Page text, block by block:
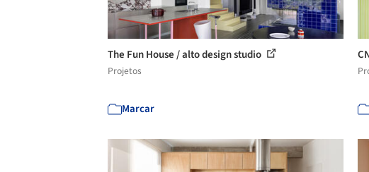
The Fun House / alto design studio
Projetos
Marcar